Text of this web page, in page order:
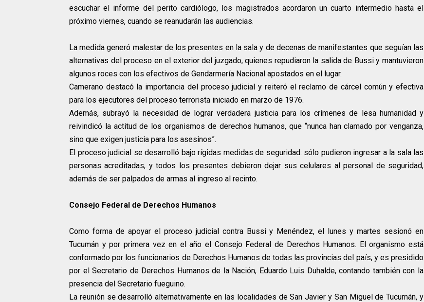
escuchar el informe del perito cardiólogo, los magistrados acordaron un cuarto intermedio hasta el
próximo viernes, cuando se reanudarán las audiencias.
La medida generó malestar de los presentes en la sala y de decenas de manifestantes que seguían las
alternativas del proceso en el exterior del juzgado, quienes repudiaron la salida de Bussi y mantuvieron
algunos roces con los efectivos de Gendarmería Nacional apostados en el lugar.
Camerano destacó la importancia del proceso judicial y reiteró el reclamo de cárcel común y efectiva
para los ejecutores del proceso terrorista iniciado en marzo de 1976.
Además, subrayó la necesidad de lograr verdadera justicia para los crímenes de lesa humanidad y
reivindicó la actitud de los organismos de derechos humanos, que “nunca han clamado por venganza,
sino que exigen justicia para los asesinos”.
El proceso judicial se desarrolló bajo rígidas medidas de seguridad: sólo pudieron ingresar a la sala las
personas acreditadas, y todos los presentes debieron dejar sus celulares al personal de seguridad,
además de ser palpados de armas al ingreso al recinto.
Consejo Federal de Derechos Humanos
Como forma de apoyar el proceso judicial contra Bussi y Menéndez, el lunes y martes sesionó en
Tucumán y por primera vez en el año el Consejo Federal de Derechos Humanos. El organismo está
conformado por los funcionarios de Derechos Humanos de todas las provincias del país, y es presidido
por el Secretario de Derechos Humanos de la Nación, Eduardo Luis Duhalde, contando también con la
presencia del Secretario fueguino.
La reunión se desarrolló alternativamente en las localidades de San Javier y San Miguel de Tucumán, y